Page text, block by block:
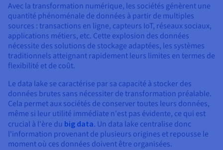
Avec la transformation numérique, les sociétés génèrent une
quantité phénoménale de données à partir de multiples
sources : transactions en ligne, capteurs IoT, réseaux sociaux,
applications métiers, etc. Cette explosion des données
nécessite des solutions de stockage adaptées, les systèmes
traditionnels atteignant rapidement leurs limites en termes de
flexibilité et de coût.
Le data lake se caractérise par sa capacité à stocker des
données brutes sans nécessiter de transformation préalable.
Cela permet aux sociétés de conserver toutes leurs données,
même si leur utilité immédiate n'est pas évidente, ce qui est
crucial à l'ère du big data. Un data lake centralise donc
l'information provenant de plusieurs origines et repousse le
moment où ces données doivent être organisées.